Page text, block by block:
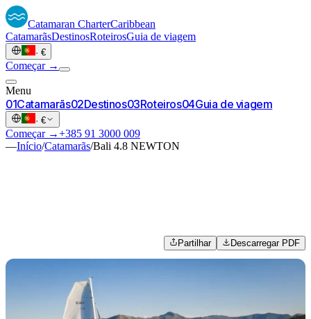
Catamaran CharterCaribbean
CatamarãsDestinosRoteirosGuia de viagem
· €
Começar →
Menu
01Catamarãs02Destinos03Roteiros04Guia de viagem
· €
Começar →+385 91 3000 009
—Início/Catamarãs/Bali 4.8 NEWTON
Partilhar Descarregar PDF